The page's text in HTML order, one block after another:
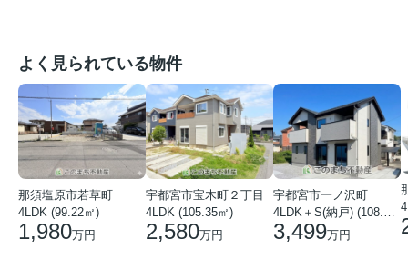
よく見られている物件
那須塩原市若草町
4LDK (99.22㎡)
1,980万円
宇都宮市宝木町２丁目
4LDK (105.35㎡)
2,580万円
宇都宮市一ノ沢町
3,499万円